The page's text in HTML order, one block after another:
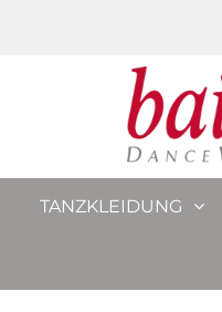
TANZKLEIDUNG